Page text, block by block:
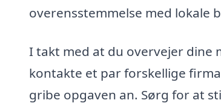
overensstemmelse med lokale
I takt med at du overvejer dine
kontakte et par forskellige
gribe opgaven an. Sørg for at